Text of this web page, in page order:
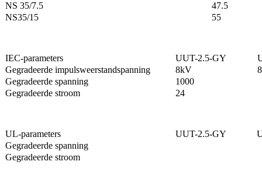
NS 35/7.5
47.5
NS35/15
55
IEC-parameters UUT-2.5-GY
Gegradeerde impulsweerstandspanning
8kV
Gegradeerde spanning
1000
Gegradeerde stroom
24
UL-parameters UUT-2.5-GY
Gegradeerde spanning
Gegradeerde stroom